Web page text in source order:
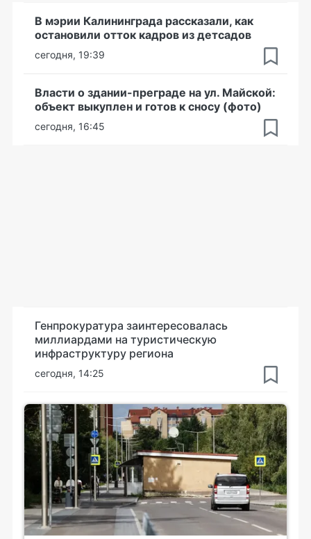
В мэрии Калининграда рассказали, как
остановили отток кадров из детсадов
сегодня, 19:39
Власти о здании-преграде на ул. Майской:
объект выкуплен и готов к сносу (фото)
сегодня, 16:45
Генпрокуратура заинтересовалась
миллиардами на туристическую
инфраструктуру региона
сегодня, 14:25